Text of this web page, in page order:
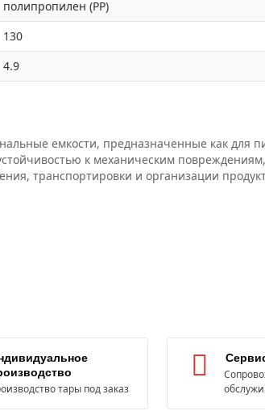
полипропилен (PP)
130
4.9
емкости, предназначенные как для
к механическим
транспортировки и организации
тары под заказ